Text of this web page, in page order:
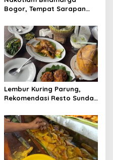
Bogor, Tempat Sarapan
Baranangsiang dengan
Menu Bernuansa Singapura
Lembur Kuring Parung,
Rekomendasi Resto Sunda
Legendaris untuk Kuliner
Keluarga